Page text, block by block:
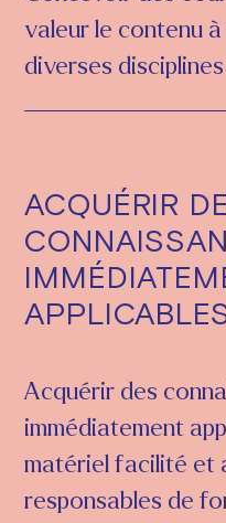
valeur le contenu
diverses disciplines
ACQUÉRIR
Acquérir des
immédiatement
matériel facilité et
responsables de